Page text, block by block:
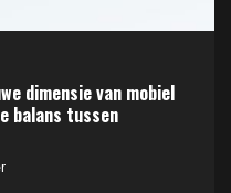
dimensie van mobiel
balans tussen